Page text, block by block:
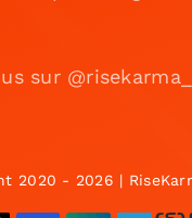
sur
2020 - 2026 |